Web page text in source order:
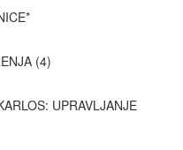
(4)
UPRAVLJANJE